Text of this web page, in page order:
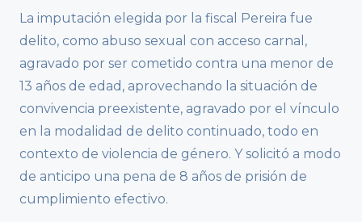
La imputación elegida por la fiscal Pereira fue
delito, como abuso sexual con acceso carnal,
agravado por ser cometido contra una menor de
13 años de edad, aprovechando la situación de
convivencia preexistente, agravado por el vínculo
en la modalidad de delito continuado, todo en
contexto de violencia de género. Y solicitó a modo
de anticipo una pena de 8 años de prisión de
cumplimiento efectivo.